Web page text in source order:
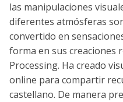
las manipulaciones
diferentes atmósferas
convertido en
forma en sus creaciones
Processing. Ha creado
online para compartir
castellano. De manera